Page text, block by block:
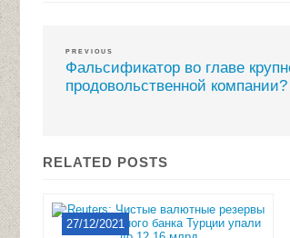
PREVIOUS
Фальсификатор во главе
продовольственной компании?
RELATED POSTS
27/12/2021